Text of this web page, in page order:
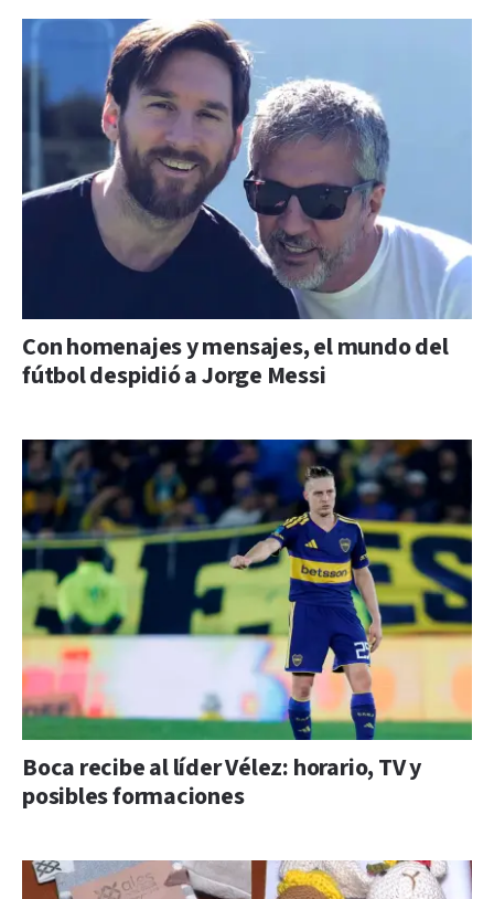
Con homenajes y mensajes, el mundo del
fútbol despidió a Jorge Messi
Boca recibe al líder Vélez: horario, TV y
posibles formaciones